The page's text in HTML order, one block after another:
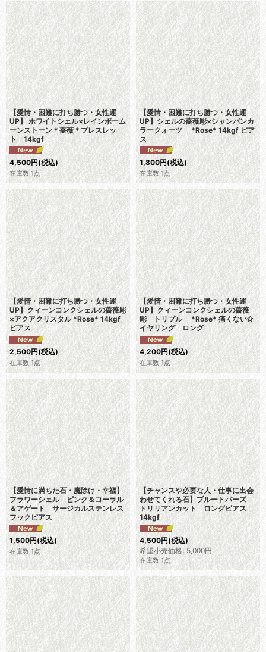
【愛情・困難に打ち勝つ・女性運
UP】 ホワイトシェル×レインボーム
ーンストーン＊薔薇＊ブレスレッ
ト 14kgf
4,500円(税込)
在庫数 1点
【愛情・困難に打ち勝つ・女性運
UP】シェルの薔薇彫×シャンパンカ
ラークォーツ *Rose* 14kgf ピア
ス
1,800円(税込)
在庫数 1点
【愛情・困難に打ち勝つ・女性運
UP】クィーンコンクシェルの薔薇彫
×アクアクリスタル *Rose* 14kgf
ピアス
2,500円(税込)
在庫数 1点
【愛情・困難に打ち勝つ・女性運
UP】クィーンコンクシェルの薔薇
彫 トリプル *Rose* 痛くない✩
イヤリング ロング
4,200円(税込)
在庫数 1点
【愛情に満ちた石・魔除け・幸福】
フラワーシェル ピンク＆コーラル
＆アゲート サージカルステンレス
フックピアス
1,500円(税込)
在庫数 1点
【チャンスや必要な人・仕事に出会
わせてくれる石】ブルートパーズ
トリリアンカット ロングピアス
14kgf
4,500円(税込)
希望小売価格: 5,000円
在庫数 1点